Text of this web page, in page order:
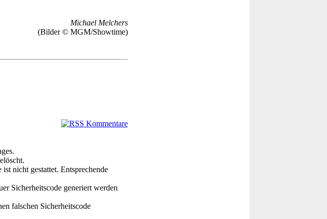
Michael Melchers
(Bilder © MGM/Showtime)
nicht gestattet. Entsprechende
Sicherheitscode generiert werden
falschen Sicherheitscode